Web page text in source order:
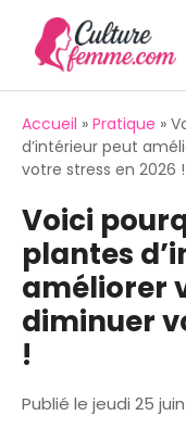
contenu
Accueil » Pratique »
d’intérieur peut
votre stress en 2026 !
Voici
plantes
améliorer
diminuer
!
Publié le jeudi 25